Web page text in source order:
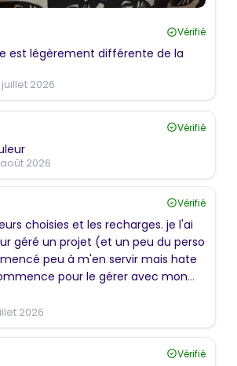
Vérifié
est légèrement différente de la
juillet 2026
Vérifié
2026
Vérifié
choisies et les recharges. je l'ai
géré un projet (et un peu du perso
peu à m'en servir mais hate
pour le gérer avec mon
2026
Vérifié